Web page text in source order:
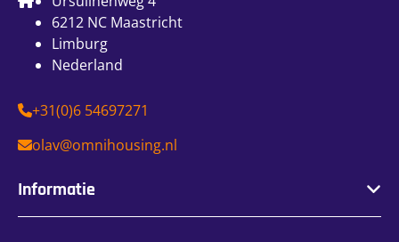
6212 NC Maastricht
Limburg
Nederland
+31(0)6 54697271
olav@omnihousing.nl
Informatie